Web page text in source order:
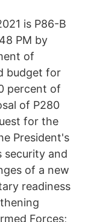
is P86-B
PM by
of
budget for
percent of
of P280
for the
President's
security and
of a new
readiness
Forces;